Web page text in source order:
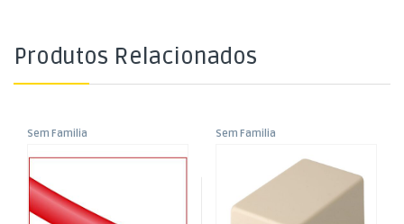
Produtos Relacionados
Sem Familia Sem Familia